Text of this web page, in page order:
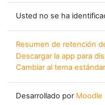
Usted no se ha
Resumen de retención
Descargar la app para
Cambiar al tema estándar
Desarrollado por Moodle